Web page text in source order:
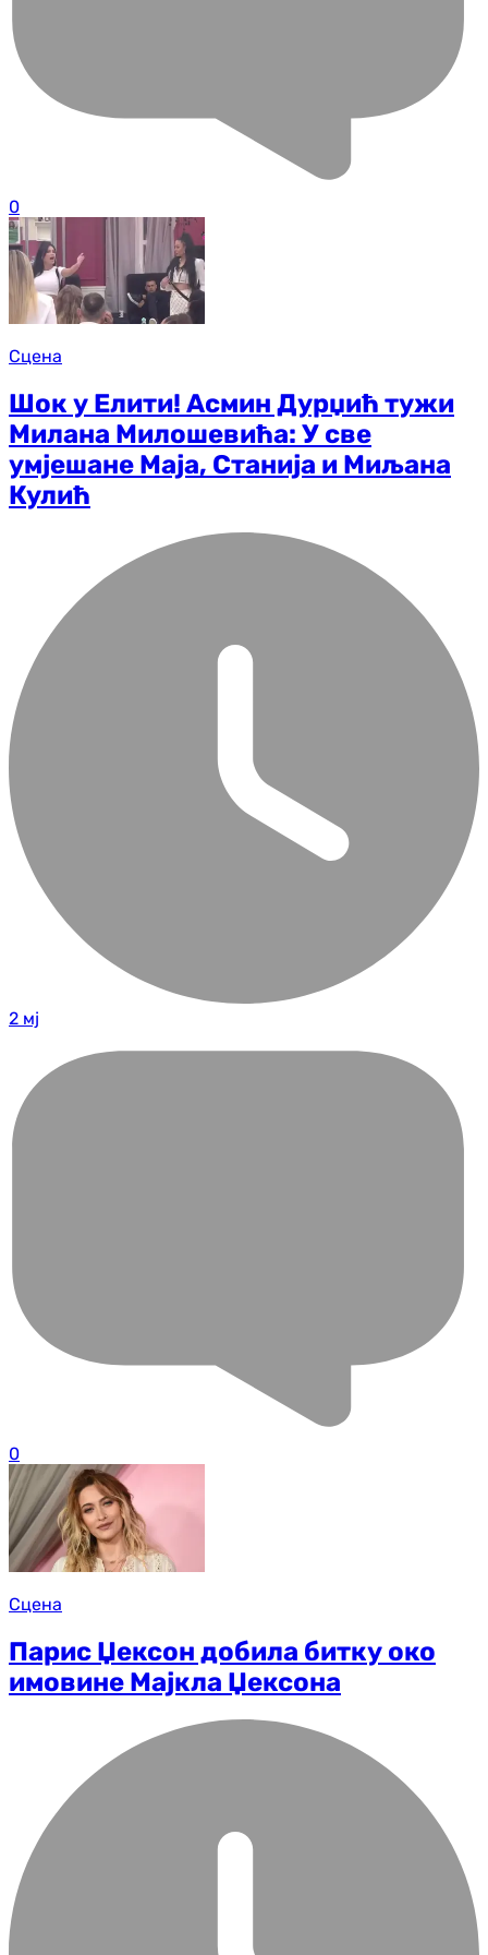
0
Сцена
Шок у Елити! Асмин Дурџић тужи
Милана Милошевића: У све
умјешане Маја, Станија и Миљана
Кулић
2 мј
0
Сцена
Парис Џексон добила битку око
имовине Мајкла Џексона